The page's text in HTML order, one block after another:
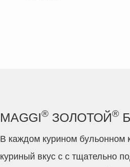
MAGGI® ЗОЛОТОЙ®
В каждом курином бульонном
куриный вкус с с тщательно